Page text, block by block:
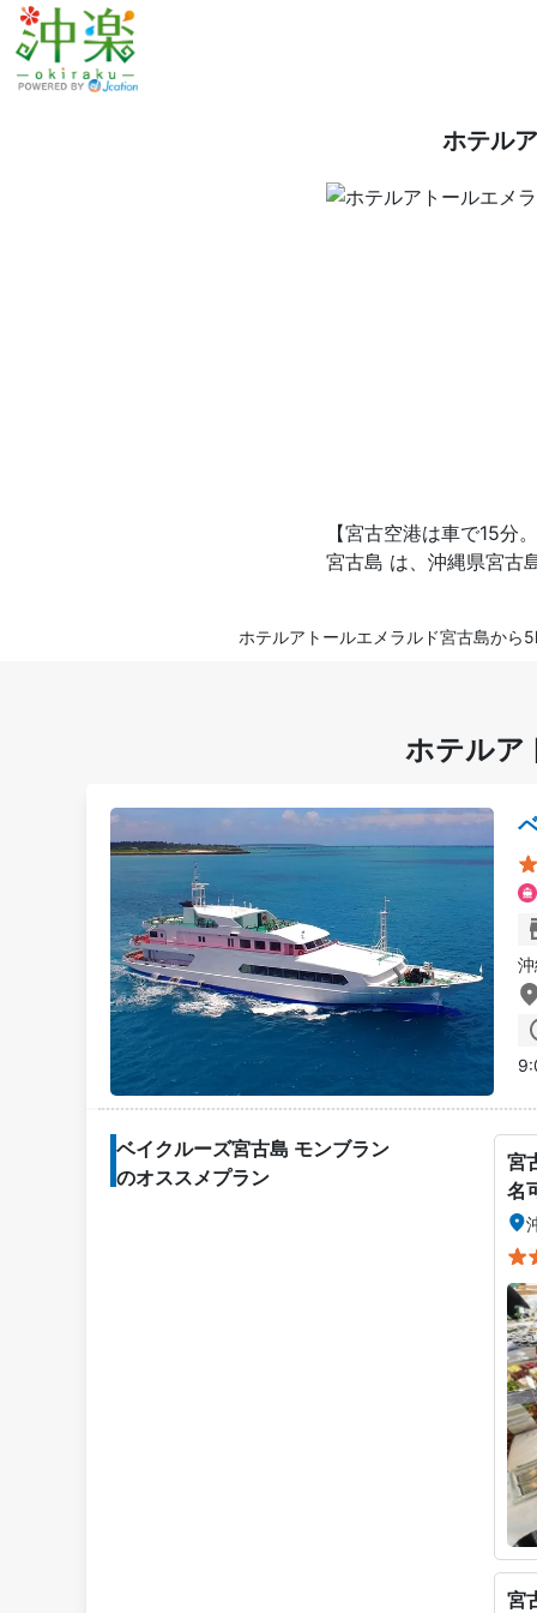
ホテル
【宮古空港は車で15
宮古島 は、沖縄県宮古
ホテルアトールエメラルド宮古島から
ホテルア
ベイクルーズ宮古島 モンブラン
のオススメプラン
宮
名
宮